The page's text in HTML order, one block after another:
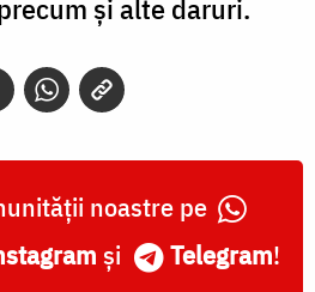
și alte daruri.
noastre pe
și Telegram!